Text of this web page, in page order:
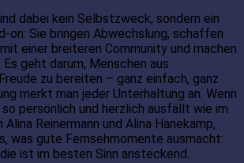
dabei kein Selbstzweck, sondern ein
on: Sie bringen Abwechslung, schaffen
einer breiteren Community und machen
Es geht darum, Menschen aus
zu bereiten – ganz einfach, ganz
merkt man jeder Unterhaltung an. Wenn
persönlich und herzlich ausfällt wie im
Reinermann und Alina Hanekamp,
was gute Fernsehmomente ausmacht:
ist im besten Sinn ansteckend.